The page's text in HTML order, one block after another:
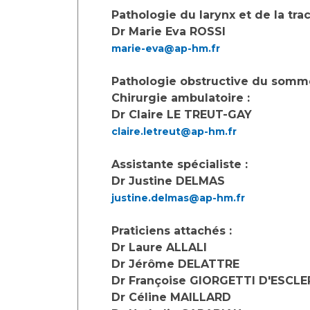
Pathologie du larynx et de la
Dr Marie Eva ROSSI
marie-eva@ap-hm.fr
Pathologie obstructive du
Chirurgie ambulatoire :
Dr Claire LE TREUT-GAY
claire.letreut@ap-hm.fr
Assistante spécialiste :
Dr Justine DELMAS
justine.delmas@ap-hm.fr
Praticiens attachés :
Dr Laure ALLALI
Dr Jérôme DELATTRE
Dr Françoise GIORGETTI
Dr Céline MAILLARD